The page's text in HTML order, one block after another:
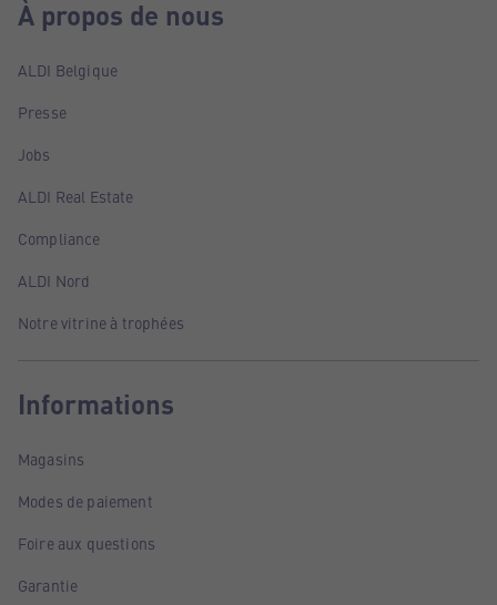
À propos de nous
ALDI Belgique
Presse
Jobs
ALDI Real Estate
Compliance
ALDI Nord
Notre vitrine à trophées
Informations
Magasins
Modes de paiement
Foire aux questions
Garantie